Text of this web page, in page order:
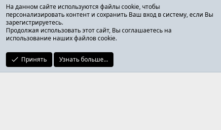
Поделиться страницей
Facebook
X (Twitter)
Reddit
ОТЗЫВЫ ОНЛАЙН ФОРУМ
На данном сайте используются файлы cookie, чтобы
персонализировать контент и сохранить Ваш вход в систему, если Вы
зарегистрируетесь.
Продолжая использовать этот сайт, Вы соглашаетесь на
использование наших файлов cookie.
Принять Узнать больше...